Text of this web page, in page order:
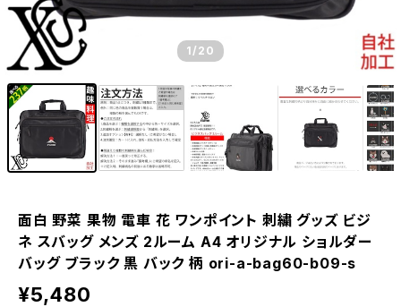
1 /20
面白 野菜 果物 電車 花 ワンポイント 刺繍 グッズ ビジ
ネ スバッグ メンズ 2ルーム A4 オリジナル ショルダー
バッグ ブラック 黒 バック 柄 ori-a-bag60-b09-s
¥5,480